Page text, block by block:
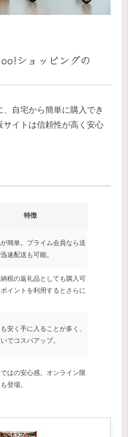
ショッピングの
自宅から簡単に購入でき
サイトは信頼性が高く安心
特徴
簡単。プライム会員なら送
速配送も可能。
税の返礼品としても購入可
イントを利用するとさらに
安く手に入ることが多く、
でコスパアップ。
はの安心感。オンライン限
登場。